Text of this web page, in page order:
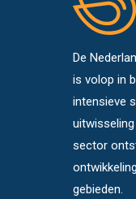
De
is volop in
intensieve
sector
gebieden.